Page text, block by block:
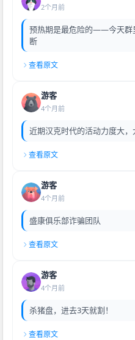
2个月前
预热期是最危险的——今天群
断
查看原文
游客
4个月前
近期汉克时代的活动力度大
查看原文
游客
4个月前
盛康俱乐部诈骗团队
查看原文
游客
4个月前
杀猪盘，进去3天就割！
查看原文